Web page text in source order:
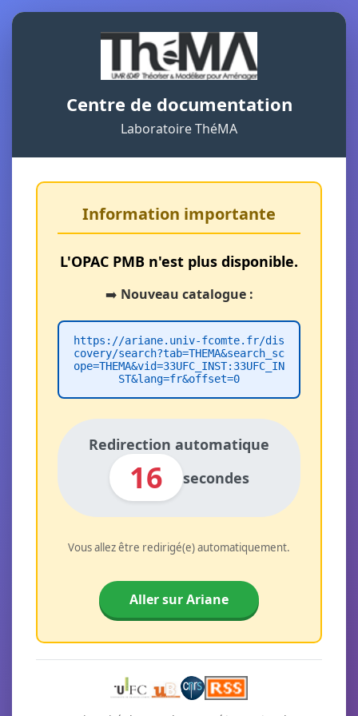
Centre de documentation
Laboratoire ThéMA
Information importante
L'OPAC PMB n'est plus disponible.
➡️ Nouveau catalogue :
https://ariane.univ-fcomte.fr/dis
covery/search?tab=THEMA&search_sc
ope=THEMA&vid=33UFC_INST:33UFC_IN
ST&lang=fr&offset=0
Redirection automatique
16 secondes
Vous allez être redirigé(e) automatiquement.
Aller sur Ariane